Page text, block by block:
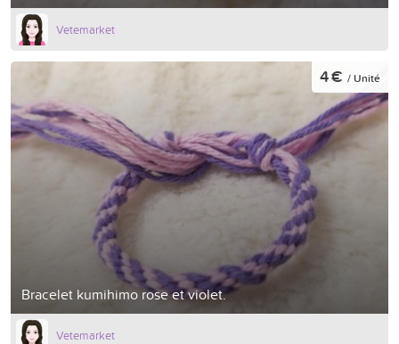
Vetemarket
Bracelet kumihimo rose et violet.
4 € / Unité
Vetemarket